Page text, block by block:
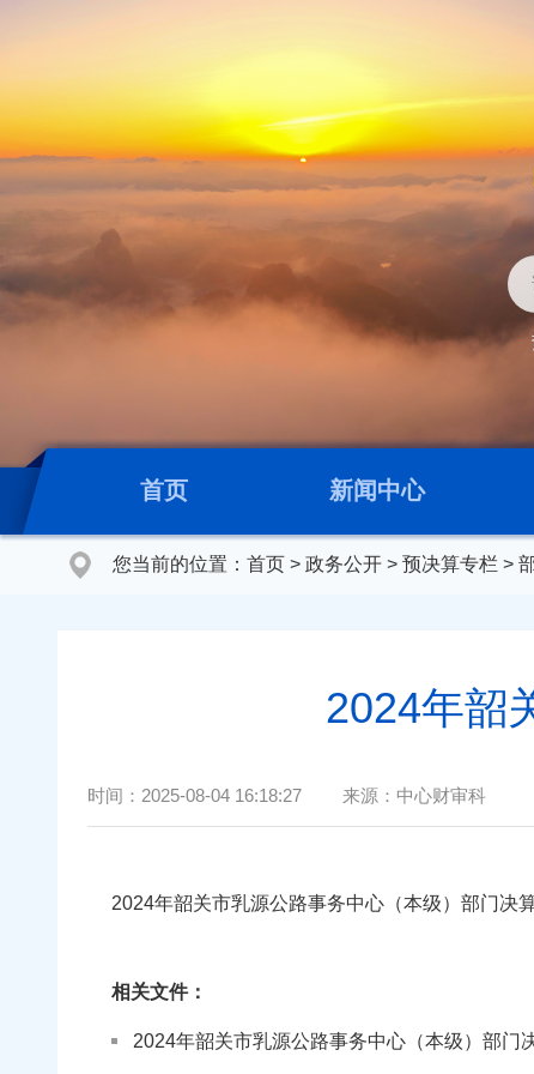
首页 新闻中心
您当前的位置： 首页 > 政务公开 > 预决算专栏 >
2024年韶
时间： 2025-08-04 16:18:27 来源： 中心财审科
2024年韶关市乳源公路事务中心（本级）部门决
相关文件：
2024年韶关市乳源公路事务中心（本级）部门